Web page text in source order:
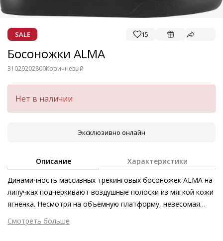
SALE 15
Босоножки ALMA
31029202800Коричневый
Нет в наличии
Эксклюзивно онлайн
Описание Характеристики
Динамичность массивных трекинговых босоножек ALMA на
липучках подчёркивают воздушные полоски из мягкой кожи
ягнёнка. Несмотря на объёмную платформу, невесомая
модель великолепно дополнит повседневные образы в
стиле casual и выступит элегантным контрастом к летним
Смотреть больше